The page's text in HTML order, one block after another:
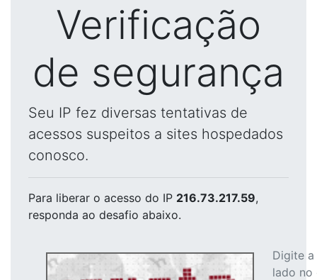
Verificação
de segurança
Seu IP fez diversas tentativas de
acessos suspeitos a sites hospedados
conosco.
Para liberar o acesso do IP 216.73.217.59,
responda ao desafio abaixo.
Digite
lado no